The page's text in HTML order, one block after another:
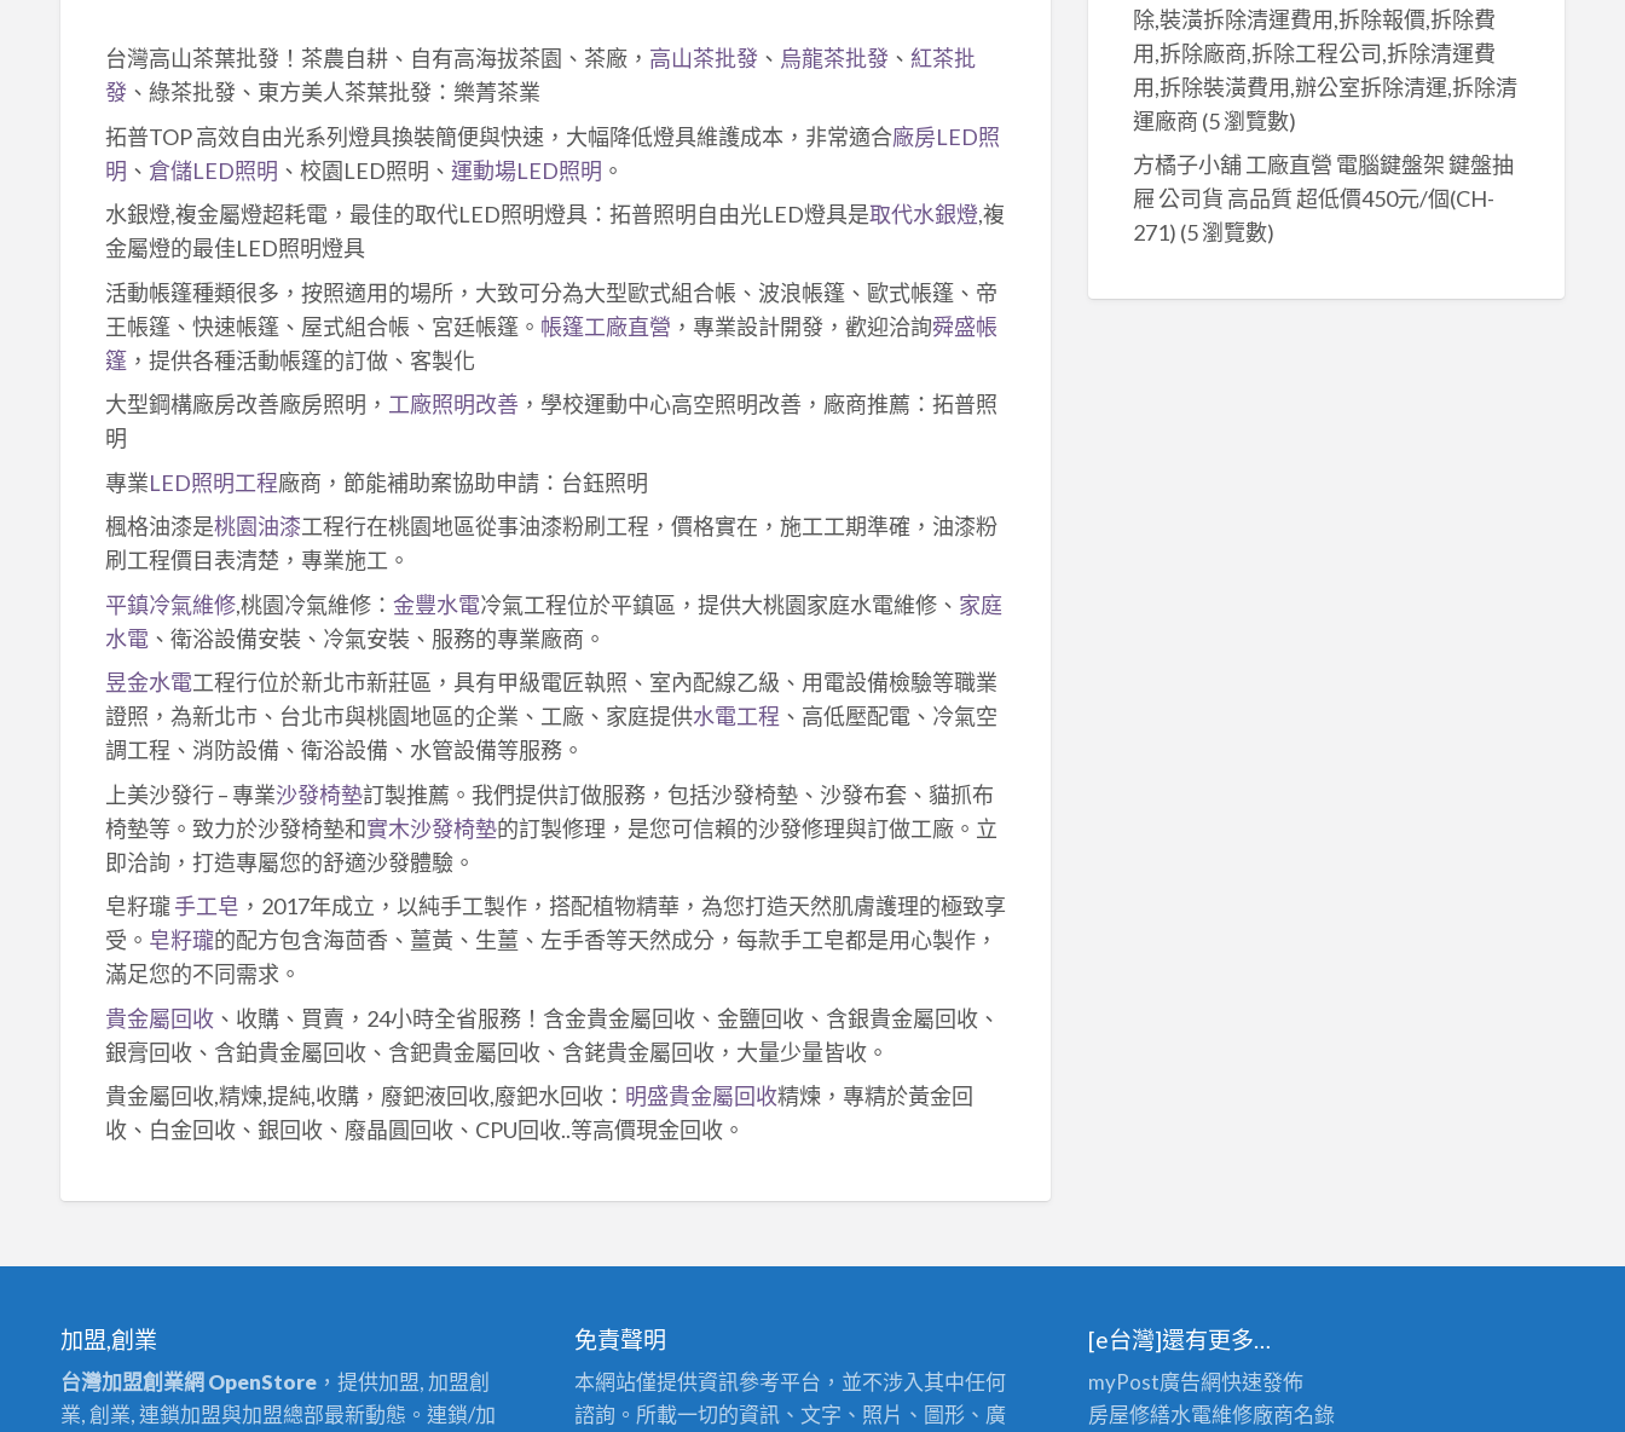
台灣高山茶葉批發！茶農自耕、自有高海拔茶園、茶廠， 高山茶批發、 烏龍茶批發、 紅茶批
發、綠茶批發、東方美人茶葉批發：樂菁茶業
拓普TOP 高效自由光系列燈具換裝簡便與快速，大幅降低燈具維護成本，非常適合廠房LED照
明 、 倉儲LED照明 、校園LED照明、 運動場LED照明 。
水銀燈,複金屬燈超耗電，最佳的取代LED照明燈具：拓普照明自由光LED燈具是取代水銀燈,複
金屬燈的最佳LED照明燈具
活動帳篷種類很多，按照適用的場所，大致可分為大型歐式組合帳、波浪帳篷、歐式帳篷、帝
王帳篷、快速帳篷、屋式組合帳、宮廷帳篷。 帳篷工廠直營 ，專業設計開發，歡迎洽詢舜盛帳
篷，提供各種活動帳篷的訂做、客製化
大型鋼構廠房改善廠房照明， 工廠照明改善，學校運動中心高空照明改善，廠商推薦：拓普照
明
專業LED照明工程廠商，節能補助案協助申請：台鈺照明
楓格油漆是桃園油漆工程行在桃園地區從事油漆粉刷工程，價格實在，施工工期準確，油漆粉
刷工程價目表清楚，專業施工。
平鎮冷氣維修,桃園冷氣維修： 金豐水電冷氣工程位於平鎮區，提供大桃園家庭水電維修、 家庭
水電、衛浴設備安裝、冷氣安裝、服務的專業廠商。
昱金水電工程行位於新北市新莊區，具有甲級電匠執照、室內配線乙級、用電設備檢驗等職業
證照，為新北市、台北市與桃園地區的企業、工廠、家庭提供水電工程 、高低壓配電、冷氣空
調工程、消防設備、衛浴設備、水管設備等服務。
上美沙發行 – 專業沙發椅墊訂製推薦。我們提供訂做服務，包括沙發椅墊、沙發布套、貓抓布
椅墊等。致力於沙發椅墊和實木沙發椅墊的訂製修理，是您可信賴的沙發修理與訂做工廠。立
即洽詢，打造專屬您的舒適沙發體驗。
皂籽瓏手工皂 ，2017年成立，以純手工製作，搭配植物精華，為您打造天然肌膚護理的極致享
受。 皂籽瓏的配方包含海茴香、薑黃、生薑、左手香等天然成分，每款手工皂都是用心製作，
滿足您的不同需求。
貴金屬回收、收購、買賣，24小時全省服務！含金貴金屬回收、金鹽回收、含銀貴金屬回收、
銀膏回收、含鉑貴金屬回收、含鈀貴金屬回收、含銠貴金屬回收，大量少量皆收。
貴金屬回收,精煉,提純,收購，廢鈀液回收,廢鈀水回收： 明盛貴金屬回收精煉，專精於黃金回
收、白金回收、銀回收、廢晶圓回收、CPU回收..等高價現金回收。
除,裝潢拆除清運費用,拆除報價,拆除費
用,拆除廠商,拆除工程公司,拆除清運費
用,拆除裝潢費用,辦公室拆除清運,拆除清
運廠商 (5 瀏覽數)
方橘子小舖 工廠直營 電腦鍵盤架 鍵盤抽
屜 公司貨 高品質 超低價450元/個(CH-
271) (5 瀏覽數)
加盟,創業
台灣加盟創業網 OpenStore ，提供加盟, 加盟創
業, 創業, 連鎖加盟與加盟總部最新動態。連鎖/加
免責聲明
本網站僅提供資訊參考平台，並不涉入其中任何
諮詢。所載一切的資訊、文字、照片、圖形、廣
[e台灣]還有更多…
myPost廣告網快速發佈
房屋修繕水電維修廠商名錄